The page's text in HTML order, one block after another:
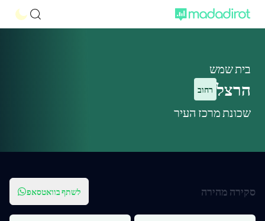
בית שמש
הרצל רחוב
שכונת מרכז העיר
סקירה מהירה לשתף בוואטסאפ